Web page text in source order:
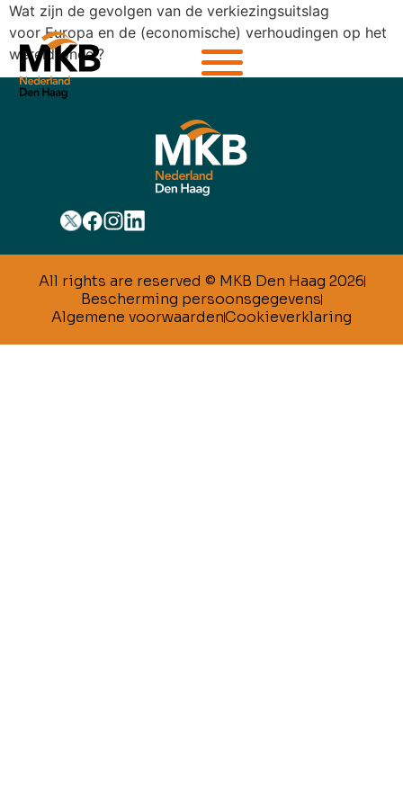
Wat zijn de gevolgen van de verkiezingsuitslag
voor Europa en de (economische) verhoudingen op het
wereldtoneel?
All rights are reserved © MKB Den Haag 2026
Bescherming persoonsgegevens
Algemene voorwaardenCookieverklaring